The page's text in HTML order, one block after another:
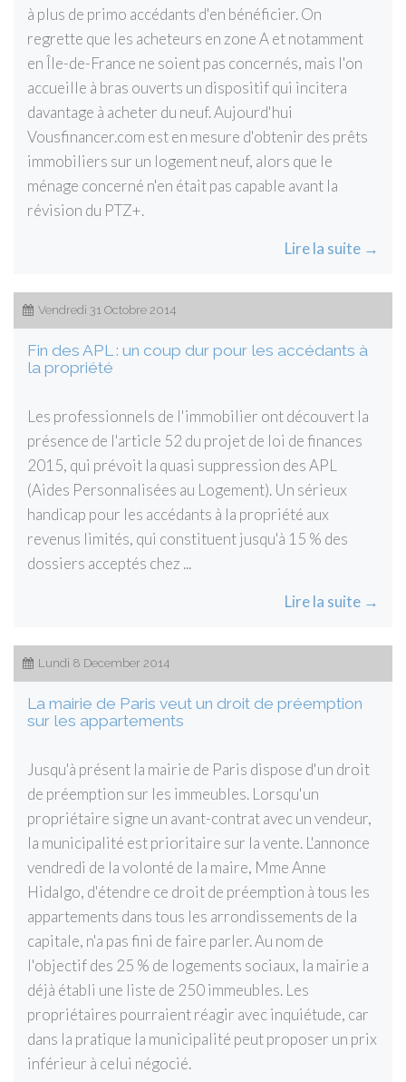
à plus de primo accédants d'en bénéficier. On
regrette que les acheteurs en zone A et notamment
en Île-de-France ne soient pas concernés, mais l'on
accueille à bras ouverts un dispositif qui incitera
davantage à acheter du neuf. Aujourd'hui
Vousfinancer.com est en mesure d'obtenir des prêts
immobiliers sur un logement neuf, alors que le
ménage concerné n'en était pas capable avant la
révision du PTZ+.
Lire la suite →
Vendredi 31 Octobre 2014
Fin des APL : un coup dur pour les accédants à
la propriété
Les professionnels de l'immobilier ont découvert la
présence de l'article 52 du projet de loi de finances
2015, qui prévoit la quasi suppression des APL
(Aides Personnalisées au Logement). Un sérieux
handicap pour les accédants à la propriété aux
revenus limités, qui constituent jusqu'à 15 % des
dossiers acceptés chez ...
Lire la suite →
Lundi 8 December 2014
La mairie de Paris veut un droit de préemption
sur les appartements
Jusqu'à présent la mairie de Paris dispose d'un droit
de préemption sur les immeubles. Lorsqu'un
propriétaire signe un avant-contrat avec un vendeur,
la municipalité est prioritaire sur la vente. L'annonce
vendredi de la volonté de la maire, Mme Anne
Hidalgo, d'étendre ce droit de préemption à tous les
appartements dans tous les arrondissements de la
capitale, n'a pas fini de faire parler. Au nom de
l'objectif des 25 % de logements sociaux, la mairie a
déjà établi une liste de 250 immeubles. Les
propriétaires pourraient réagir avec inquiétude, car
dans la pratique la municipalité peut proposer un prix
inférieur à celui négocié.